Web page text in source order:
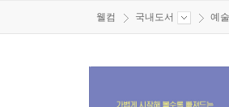
웰컴 국내도서 예술